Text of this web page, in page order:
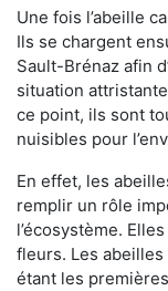
Une fois l’abeille
Ils se chargent
Sault-Brénaz afin
situation
ce point, ils sont
nuisibles pour
En effet, les
remplir un rôle
l’écosystème.
fleurs. Les
étant les